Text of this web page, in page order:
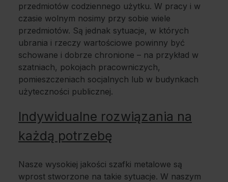
przedmiotów codziennego użytku. W pracy i w
czasie wolnym nosimy przy sobie wiele
przedmiotów. Są jednak sytuacje, w których
ubrania i rzeczy wartościowe powinny być
schowane i dobrze chronione – na przykład w
szatniach, pokojach pracowniczych,
pomieszczeniach socjalnych lub w budynkach
użyteczności publicznej.
Indywidualne rozwiązania na
każdą potrzebę
Nasze wysokiej jakości szafki metalowe są
wprost stworzone na takie sytuacje. W naszym